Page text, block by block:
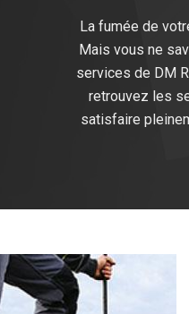
La fumée de
Mais vous ne
services de DM
retrouvez les
satisfaire